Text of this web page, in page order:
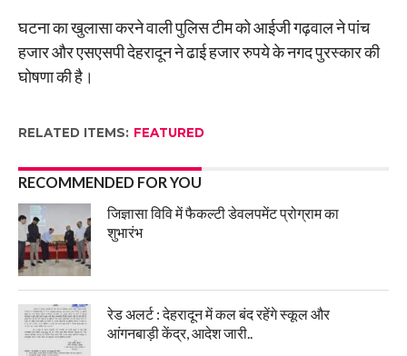
घटना का खुलासा करने वाली पुलिस टीम को आईजी गढ़वाल ने पांच
हजार और एसएसपी देहरादून ने ढाई हजार रुपये के नगद पुरस्कार की
घोषणा की है।
RELATED ITEMS: FEATURED
RECOMMENDED FOR YOU
जिज्ञासा विवि में फैकल्टी डेवलपमेंट प्रोग्राम का
शुभारंभ
रेड अलर्ट : देहरादून में कल बंद रहेंगे स्कूल और
आंगनबाड़ी केंद्र, आदेश जारी..